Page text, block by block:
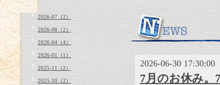
2026-06-30 17:30:00
7月のお休み。
2026-07（2）
2026-06（2）
2026-04（4）
2026-01（1）
2025-11（2）
2025-10（2）